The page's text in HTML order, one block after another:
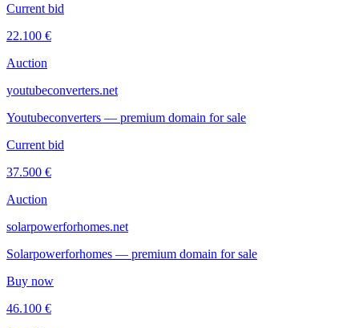
Current bid
22.100 €
Auction
youtubeconverters.net
Youtubeconverters — premium domain for sale
Current bid
37.500 €
Auction
solarpowerforhomes.net
Solarpowerforhomes — premium domain for sale
Buy now
46.100 €